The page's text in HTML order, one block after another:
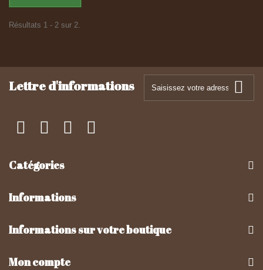
Résultats 1 - 2 sur 2.
Lettre d'informations
Catégories
Informations
Informations sur votre boutique
Mon compte